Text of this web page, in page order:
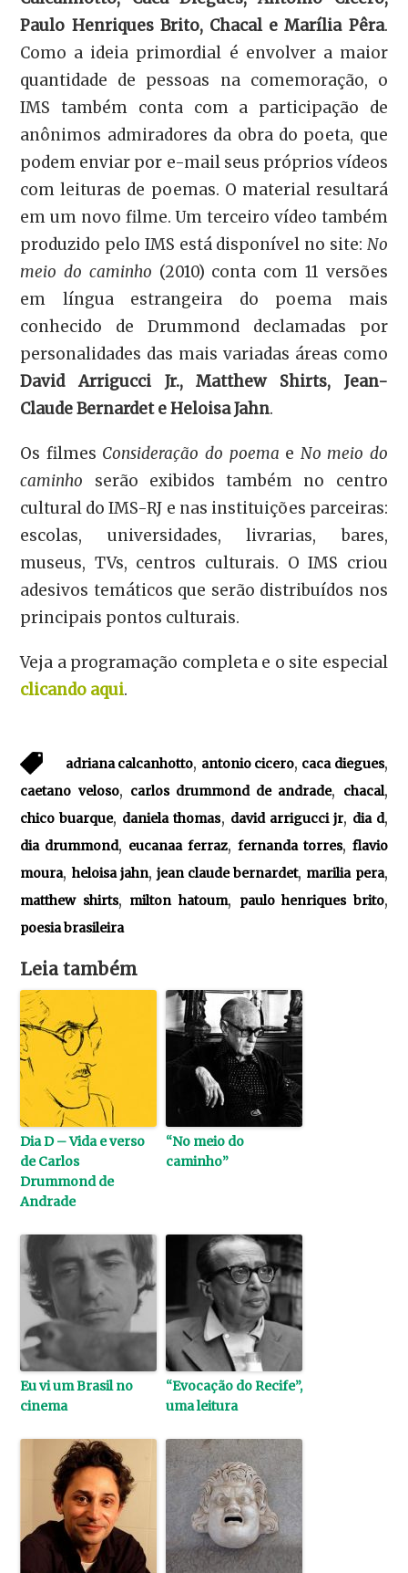
Paulo Henriques Brito, Chacal e Marília Pêra.
Como a ideia primordial é envolver a maior
quantidade de pessoas na comemoração, o
IMS também conta com a participação de
anônimos admiradores da obra do poeta, que
podem enviar por e-mail seus próprios vídeos
com leituras de poemas. O material resultará
em um novo filme. Um terceiro vídeo também
produzido pelo IMS está disponível no site: No
meio do caminho (2010) conta com 11 versões
em língua estrangeira do poema mais
conhecido de Drummond declamadas por
personalidades das mais variadas áreas como
David Arrigucci Jr., Matthew Shirts, Jean-
Claude Bernardet e Heloisa Jahn.
Os filmes Consideração do poema e No meio do
caminho serão exibidos também no centro
cultural do IMS-RJ e nas instituições parceiras:
escolas, universidades, livrarias, bares,
museus, TVs, centros culturais. O IMS criou
adesivos temáticos que serão distribuídos nos
principais pontos culturais.
Veja a programação completa e o site especial
clicando aqui.
adriana calcanhotto, antonio cicero, caca diegues,
caetano veloso, carlos drummond de andrade, chacal,
chico buarque, daniela thomas, david arrigucci jr, dia d,
dia drummond, eucanaa ferraz, fernanda torres, flavio
moura,heloisa jahn, jean claude bernardet, marilia pera,
matthew shirts, milton hatoum, paulo henriques brito,
poesia brasileira
Leia também
Dia D – Vida e verso
de Carlos
Drummond de
Andrade
“No meio do
caminho”
Eu vi um Brasil no
cinema
“Evocação do Recife”,
uma leitura